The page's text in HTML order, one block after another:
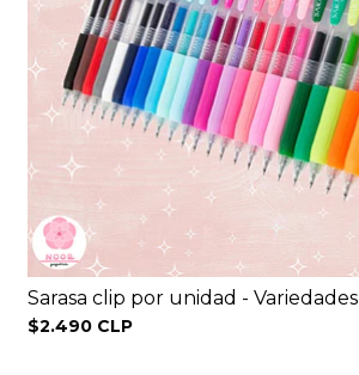
Sarasa clip por unidad - Variedades
$2.490 CLP